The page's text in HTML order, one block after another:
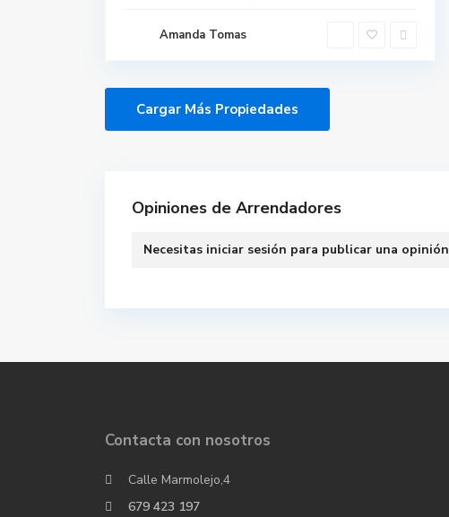
Amanda Tomas
Opiniones de Arrendadores
Necesitas iniciar sesión para publicar una opinión
Contacta con nosotros
Calle Marmolejo,4
679 423 197